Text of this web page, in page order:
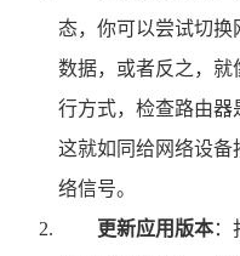
态，你可以尝试切
数据，或者反之，就
行方式，检查路由器
这就如同给网络设备
络信号。
更新应用版本：